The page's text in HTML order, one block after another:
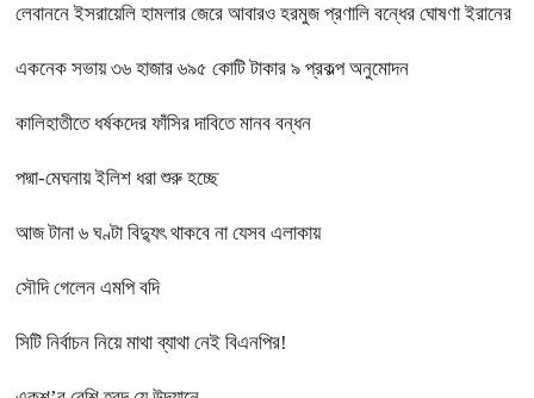
লেবাননে ইসরায়েলি হামলার জেরে আবারও হরমুজ প্রণালি বন্ধের ঘোষণা ইরানের
একনেক সভায় ৩৬ হাজার ৬৯৫ কোটি টাকার ৯ প্রকল্প অনুমোদন
কালিহাতীতে ধর্ষকদের ফাঁসির দাবিতে মানব বন্ধন
পদ্মা-মেঘনায় ইলিশ ধরা শুরু হচ্ছে
আজ টানা ৬ ঘণ্টা বিদ্যুৎ থাকবে না যেসব এলাকায়
সৌদি গেলেন এমপি বদি
সিটি নির্বাচন নিয়ে মাথা ব্যাথা নেই বিএনপির!